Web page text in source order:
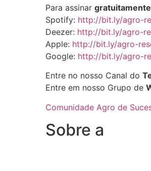
Para assinar gratuitamente
Spotify: http://bit.ly/agro-
Deezer: http://bit.ly/agro-
Apple: http://bit.ly/agro-
Google: http://bit.ly/agro-
Entre no nosso Canal do
Entre em nosso Grupo de
Comunidade Agro de
Sobre a